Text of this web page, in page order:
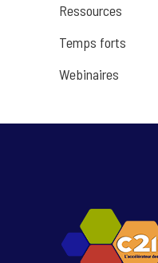
Ressources
Temps forts
Webinaires